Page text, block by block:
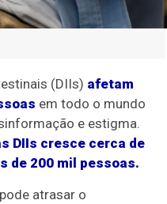
(DIIs) afetam
em todo o mundo
e estigma.
DIIs cresce cerca de
de 200 mil pessoas.
atrasar o